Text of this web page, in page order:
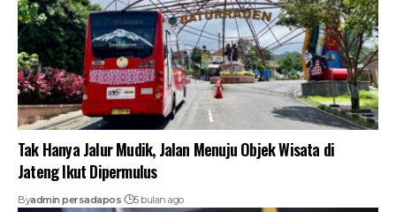
Tak Hanya Jalur Mudik, Jalan Menuju Objek Wisata di
Jateng Ikut Dipermulus
Byadmin persadapos 5 bulan ago